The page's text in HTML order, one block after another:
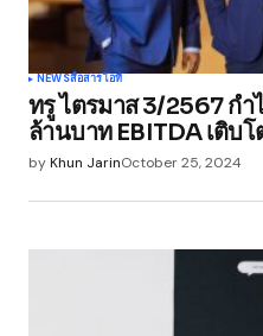
NEWSสื่อสารไอที
ทรู ไตรมาส 3/2567 กำ
ล้านบาท EBITDA เติบ
byKhun JarinOctober 25, 2024